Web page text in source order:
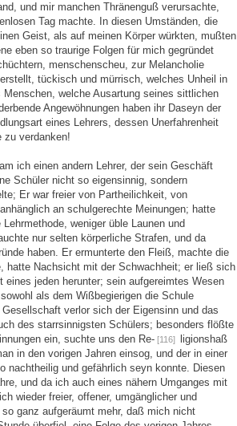
und mir manchen Thränenguß verursachte,
Tag machte. In diesen Umständen, die
Geist, als auf meinen Körper würkten, mußten
eben so traurige Folgen für mich gegründet
menschenscheu, zur Melancholie
tückisch und mürrisch, welches Unheil in
Menschen, welche Ausartung seines sittlichen
Angewöhnungen haben ihr Daseyn der
eines Lehrers, dessen Unerfahrenheit
zu verdanken!
ich einen andern Lehrer, der sein Geschäft
Schüler nicht so eigensinnig, sondern
Er war freier von Partheilichkeit, von
an schulgerechte Meinungen; hatte
weniger üble Launen und
nur selten körperliche Strafen, und da
haben. Er ermunterte den Fleiß, machte die
hatte Nachsicht mit der Schwachheit; er ließ sich
eines jeden herunter; sein aufgereimtes Wesen
als dem Wißbegierigen die Schule
verlor sich der Eigensinn und das
des starrsinnigsten Schülers; besonders flößte
ein, suchte uns den Re- [116]
ligionshaß
in den vorigen Jahren einsog, und der in einer
nachtheilig und gefährlich seyn konnte. Diesen
und da ich auch eines nähern Umganges mit
wieder freier, offener, umgänglicher und
ganz aufgeräumt mehr, daß mich nicht